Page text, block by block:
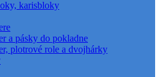
karisbloky
a pásky do pokladne
plotrové role a dvojhárky